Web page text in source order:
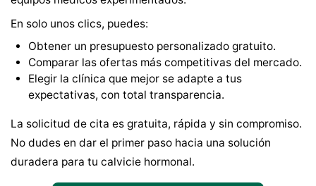
En solo unos clics, puedes:
Obtener un presupuesto personalizado gratuito.
Comparar las ofertas más competitivas del mercado.
Elegir la clínica que mejor se adapte a tus
expectativas, con total transparencia.
La solicitud de cita es gratuita, rápida y sin compromiso.
No dudes en dar el primer paso hacia una solución
duradera para tu calvicie hormonal.